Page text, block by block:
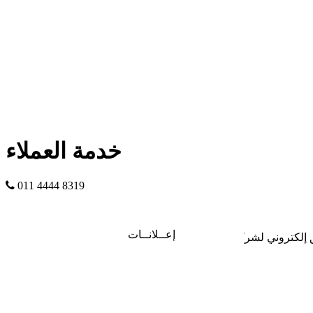
خدمة العملاء
011 4444 8319
إعــلانــات لشركة إيجي بوينت